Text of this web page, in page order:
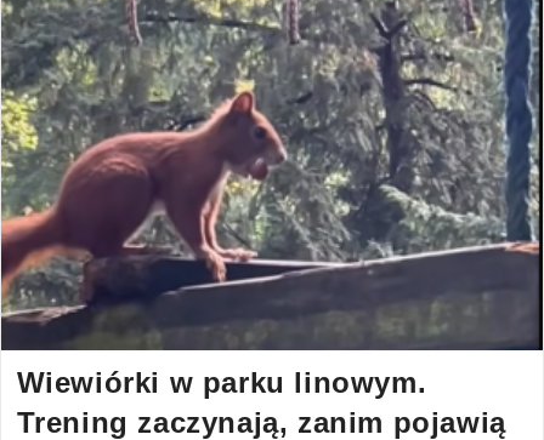
Wiewiórki w parku linowym.
Trening zaczynają, zanim pojawią